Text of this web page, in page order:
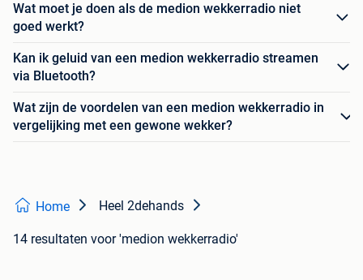
Wat moet je doen als de medion wekkerradio niet
goed werkt?
Kan ik geluid van een medion wekkerradio streamen
via Bluetooth?
Wat zijn de voordelen van een medion wekkerradio in
vergelijking met een gewone wekker?
Home Heel 2dehands
14 resultaten voor 'medion wekkerradio'